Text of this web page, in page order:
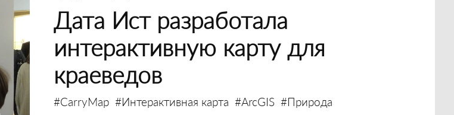
Дата Ист разработала
интерактивную карту для
краеведов
#CarryMap #Интерактивная карта #ArcGIS #Природа